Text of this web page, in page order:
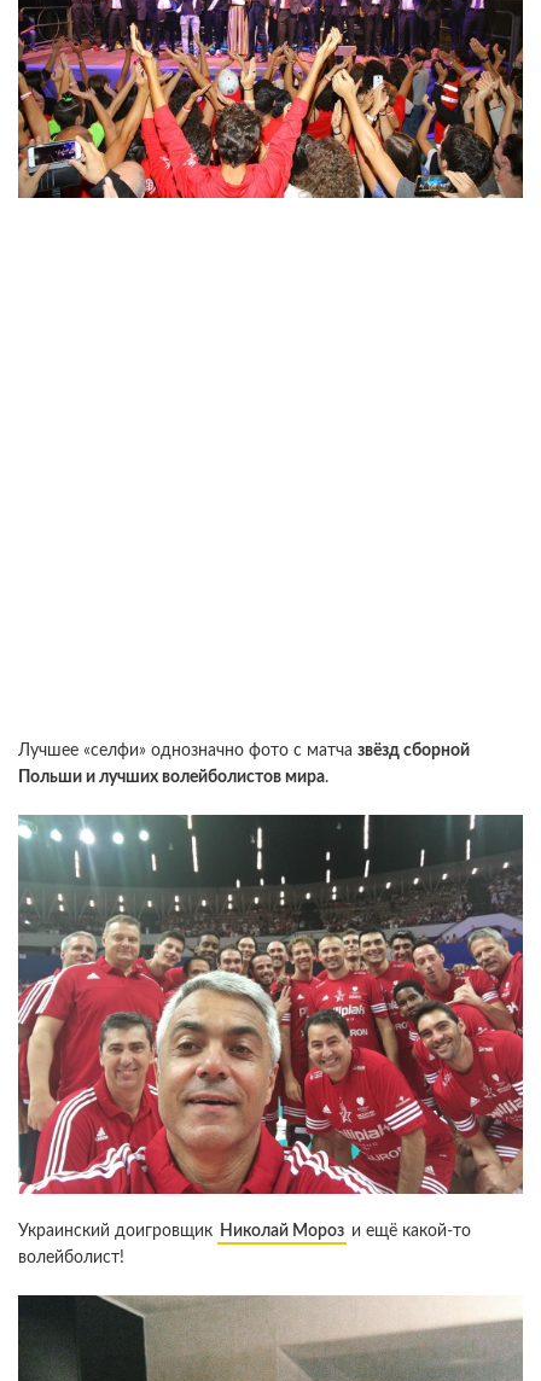
Лучшее «селфи» однозначно фото с матча звёзд сборной
Польши и лучших волейболистов мира.
Украинский доигровщик Николай Мороз и ещё какой-то
волейболист!